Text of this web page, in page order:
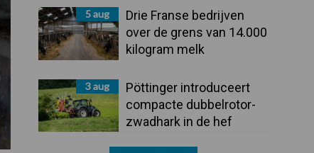
5 aug
Drie Franse bedrijven
over de grens van 14.000
kilogram melk
3 aug
Pöttinger introduceert
compacte dubbelrotor-
zwadhark in de hef